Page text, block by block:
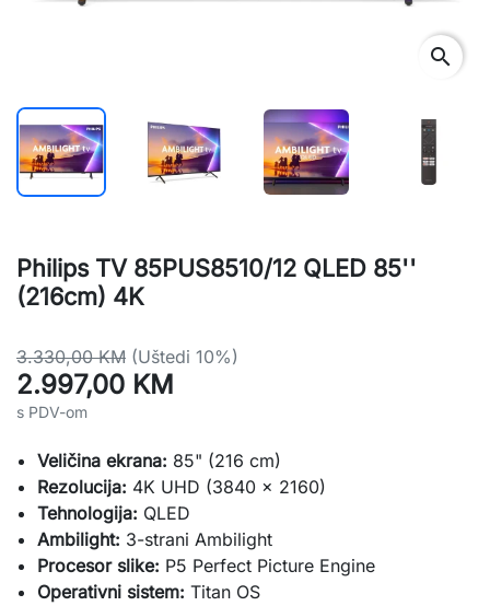
search
Philips TV 85PUS8510/12 QLED 85''
(216cm) 4K
3.330,00 KM (Uštedi 10%)
2.997,00 KM
s PDV-om
Veličina ekrana: 85" (216 cm)
Rezolucija: 4K UHD (3840 x 2160)
Tehnologija: QLED
Ambilight: 3-strani Ambilight
Procesor slike: P5 Perfect Picture Engine
Operativni sistem: Titan OS